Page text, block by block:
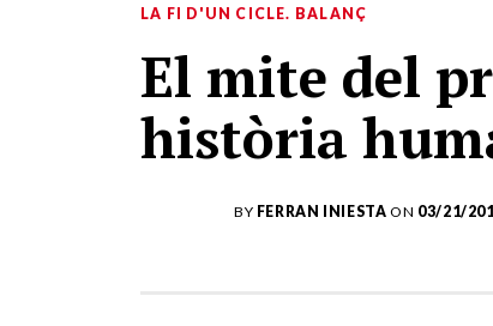
LA FI D'UN CICLE. BALANÇ
El mite del
història
BY FERRAN INIESTA ON 03/21/